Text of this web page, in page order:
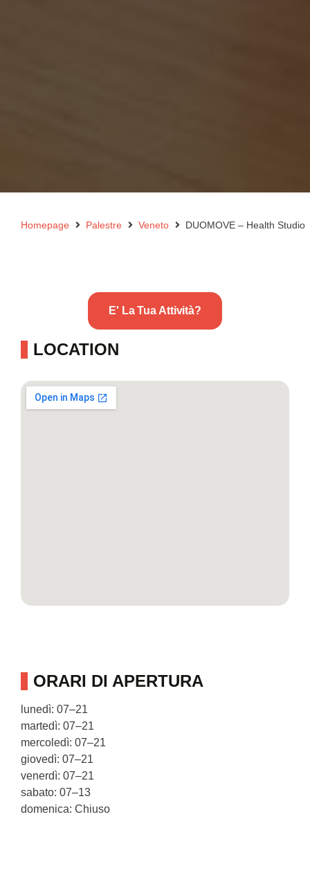
Homepage Palestre Veneto DUOMOVE – Health Studio
E' La Tua Attività?
LOCATION
ORARI DI APERTURA
lunedì: 07–21
martedì: 07–21
mercoledì: 07–21
giovedì: 07–21
venerdì: 07–21
sabato: 07–13
domenica: Chiuso